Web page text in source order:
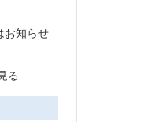
お知らせ
る